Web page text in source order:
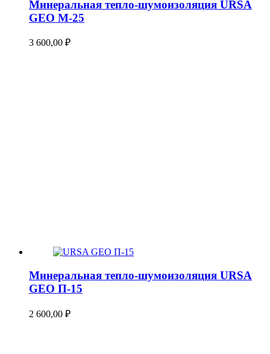
Минеральная тепло-шумоизоляция URSA
GEO М-25
3 600,00 ₽
Минеральная тепло-шумоизоляция URSA
GEO П-15
2 600,00 ₽